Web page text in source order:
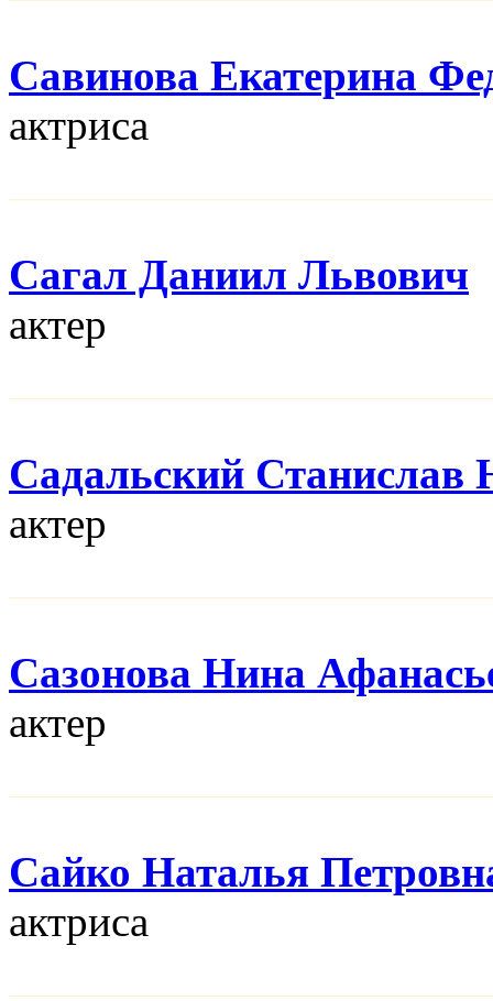
Савинова Екатерина
актриса
Сагал Даниил Львович
актер
Садальский
актер
Сазонова Нина
актер
Сайко Наталья
актриса